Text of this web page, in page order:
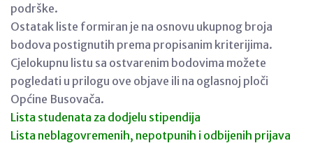
podrške.
Ostatak liste formiran je na osnovu ukupnog broja
bodova postignutih prema propisanim kriterijima.
Cjelokupnu listu sa ostvarenim bodovima možete
pogledati u prilogu ove objave ili na oglasnoj ploči
Općine Busovača.
Lista studenata za dodjelu stipendija
Lista neblagovremenih, nepotpunih i odbijenih prijava